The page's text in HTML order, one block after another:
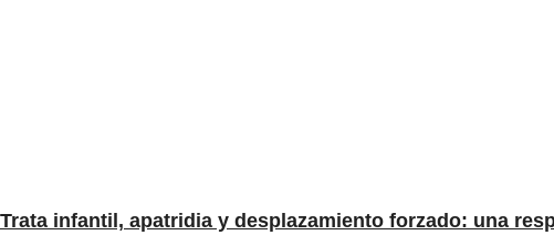
Trata infantil, apatridia y desplazamiento forzado: una